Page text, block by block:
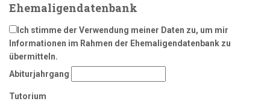
Ehemaligendatenbank
Ich stimme der Verwendung meiner Daten zu, um mir
Informationen im Rahmen der Ehemaligendatenbank zu
übermitteln.
Abiturjahrgang
Tutorium